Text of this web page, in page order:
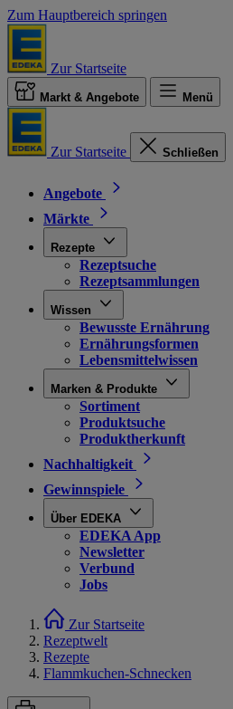
Zum Hauptbereich springen
Zur Startseite
Markt & Angebote Menü
Zur Startseite Schließen
Angebote
Märkte
Rezepte
Rezeptsuche
Rezeptsammlungen
Wissen
Bewusste Ernährung
Ernährungsformen
Lebensmittelwissen
Marken & Produkte
Sortiment
Produktsuche
Produktherkunft
Nachhaltigkeit
Gewinnspiele
Über EDEKA
EDEKA App
Newsletter
Verbund
Jobs
Zur Startseite
Rezeptwelt
Rezepte
Flammkuchen-Schnecken